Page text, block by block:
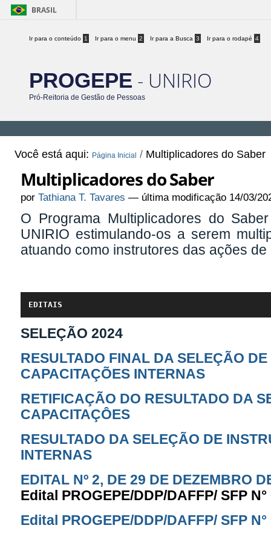
BRASIL
Ir para o conteúdo 1 Ir para o menu 2 Ir para a Busca 3 Ir para o rodapé 4
PROGEPE - UNIRIO
Pró-Reitoria de Gestão de Pessoas
Você está aqui: Página Inicial / Multiplicadores do Saber
Multiplicadores do Saber
porTathiana T. Tavares — última modificação 14/03/
O Programa Multiplicadores do
UNIRIO estimulando-os a serem
atuando como instrutores das ações
EDITAIS
SELEÇÃO 2024
RESULTADO FINAL DA SELEÇÃO
CAPACITAÇÕES INTERNAS
RETIFICAÇÃO DO RESULTADO DA
CAPACITAÇÔES
RESULTADO DA SELEÇÃO DE
INTERNAS
EDITAL Nº 2, DE 29 DE DEZEMBRO
Edital PROGEPE/DDP/DAFFP/ SFP
Edital PROGEPE/DDP/DAFFP/ SFP N°